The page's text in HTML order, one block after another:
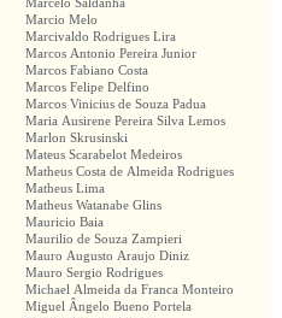
Marcelo Saldanha
Marcio Melo
Marcivaldo Rodrigues Lira
Marcos Antonio Pereira Junior
Marcos Fabiano Costa
Marcos Felipe Delfino
Marcos Vinicius de Souza Padua
Maria Ausirene Pereira Silva Lemos
Marlon Skrusinski
Mateus Scarabelot Medeiros
Matheus Costa de Almeida Rodrigues
Matheus Lima
Matheus Watanabe Glins
Mauricio Baia
Maurilio de Souza Zampieri
Mauro Augusto Araujo Diniz
Mauro Sergio Rodrigues
Michael Almeida da Franca Monteiro
Miguel Ângelo Bueno Portela